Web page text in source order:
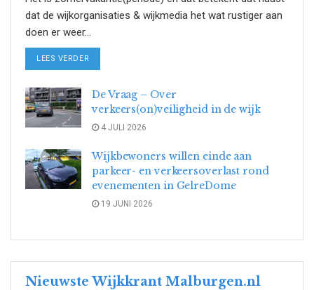
dat de wijkorganisaties & wijkmedia het wat rustiger aan
doen er weer...
LEES VERDER
De Vraag – Over
verkeers(on)veiligheid in de wijk
4 JULI 2026
Wijkbewoners willen einde aan
parkeer- en verkeersoverlast rond
evenementen in GelreDome
19 JUNI 2026
Nieuwste Wijkkrant Malburgen.nl